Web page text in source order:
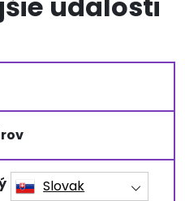
Slovak